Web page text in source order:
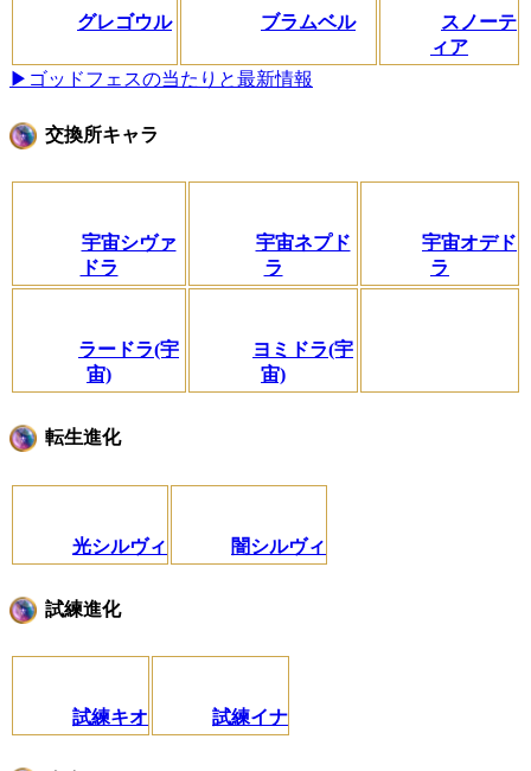
グレゴウル ブラムベル
スノーテ
ィア
▶ゴッドフェスの当たりと最新情報
交換所キャラ
宇宙シヴァ
ドラ
宇宙ネプド
ラ
宇宙オデド
ラ
ラードラ(宇
宙)
ヨミドラ(宇
宙)
転生進化
光シルヴィ 闇シルヴィ
試練進化
試練キオ 試練イナ